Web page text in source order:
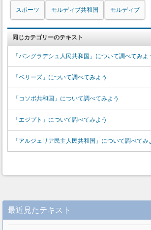
スポーツ モルディブ共和国 モルディブ
同じカテゴリーのテキスト
「バングラデシュ人民共和国」について調べてみよ
「ベリーズ」について調べてみよう
「コソボ共和国」について調べてみよう
「エジプト」について調べてみよう
「アルジェリア民主人民共和国」について調べてみ
最近見たテキスト